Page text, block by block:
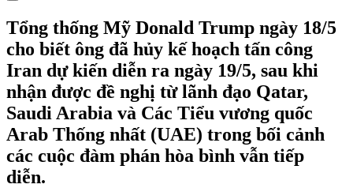
Tổng thống Mỹ Donald Trump ngày 18/5
cho biết ông đã hủy kế hoạch tấn công
Iran dự kiến diễn ra ngày 19/5, sau khi
nhận được đề nghị từ lãnh đạo Qatar,
Saudi Arabia và Các Tiểu vương quốc
Arab Thống nhất (UAE) trong bối cảnh
các cuộc đàm phán hòa bình vẫn tiếp
diễn.